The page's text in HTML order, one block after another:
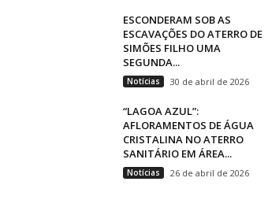
ESCONDERAM SOB AS
ESCAVAÇÕES DO ATERRO DE
SIMÕES FILHO UMA
SEGUNDA...
Notícias 30 de abril de 2026
“LAGOA AZUL”:
AFLORAMENTOS DE ÁGUA
CRISTALINA NO ATERRO
SANITÁRIO EM ÁREA...
Notícias 26 de abril de 2026